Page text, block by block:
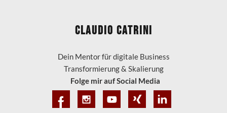
Claudio Catrini
Dein Mentor für digitale Business
Transformierung & Skalierung
Folge mir auf Social Media